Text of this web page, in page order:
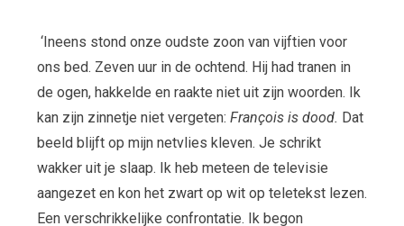
‘Ineens stond onze oudste zoon van vijftien voor
ons bed. Zeven uur in de ochtend. Hij had tranen in
de ogen, hakkelde en raakte niet uit zijn woorden. Ik
kan zijn zinnetje niet vergeten: François is dood. Dat
beeld blijft op mijn netvlies kleven. Je schrikt
wakker uit je slaap. Ik heb meteen de televisie
aangezet en kon het zwart op wit op teletekst lezen.
Een verschrikkelijke confrontatie. Ik begon